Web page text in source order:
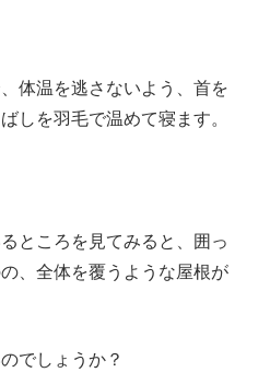
体温を逃さないよう、首を
しを羽毛で温めて寝ます。
ところを見てみると、囲っ
、全体を覆うような屋根が
でしょうか？